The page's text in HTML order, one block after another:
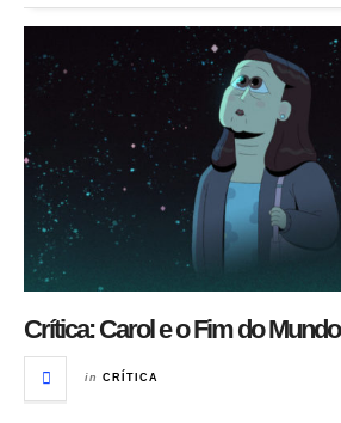
Crítica: Carol e o Fim do Mundo
in CRÍTICA